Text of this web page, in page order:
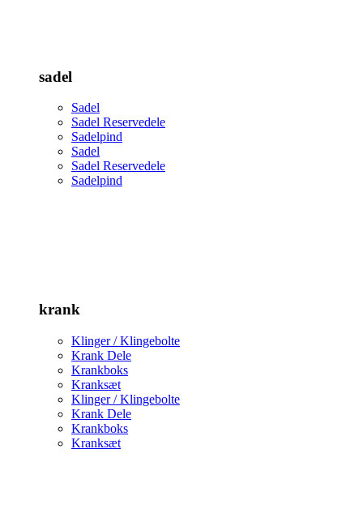
sadel
Sadel
Sadel Reservedele
Sadelpind
Sadel
Sadel Reservedele
Sadelpind
krank
Klinger / Klingebolte
Krank Dele
Krankboks
Kranksæt
Klinger / Klingebolte
Krank Dele
Krankboks
Kranksæt